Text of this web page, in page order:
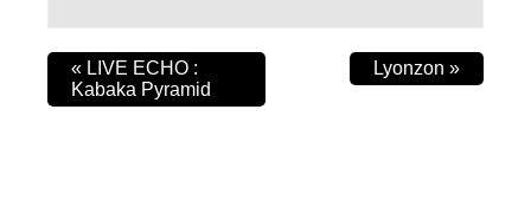
« LIVE ECHO :
Kabaka Pyramid
Lyonzon »